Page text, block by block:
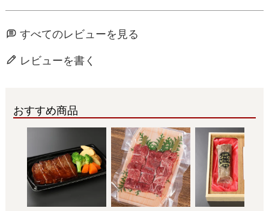
すべてのレビューを見る
レビューを書く
おすすめ商品